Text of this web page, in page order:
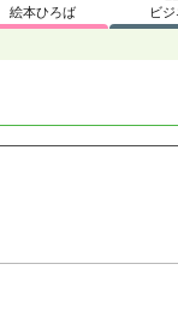
絵本ひろば ビ